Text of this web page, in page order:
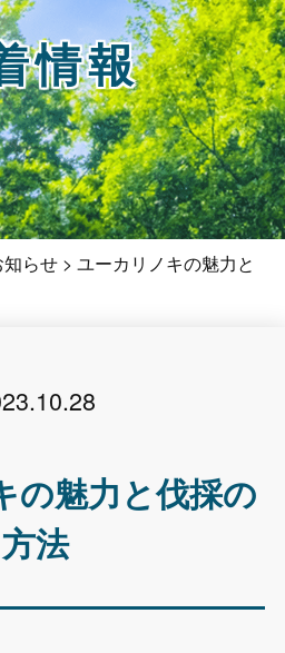
情報
知らせ> ユーカリノキの魅力と
の魅力と伐採の
方法